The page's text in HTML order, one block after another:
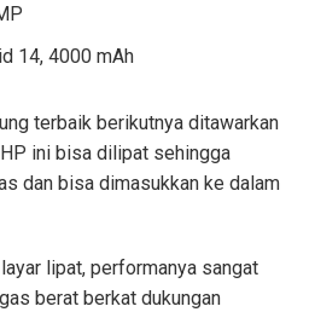
14, 4000 mAh
terbaik berikutnya ditawarkan
ini bisa dilipat sehingga
dan bisa dimasukkan ke dalam
lipat, performanya sangat
berat berkat dukungan